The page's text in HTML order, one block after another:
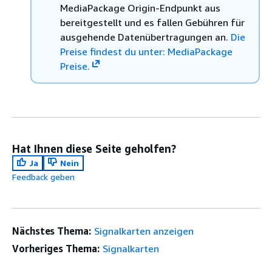
MediaPackage Origin-Endpunkt aus
bereitgestellt und es fallen Gebühren für
ausgehende Datenübertragungen an. Die
Preise findest du unter: MediaPackage
Preise.
Hat Ihnen diese Seite geholfen?
Ja
Nein
Feedback geben
Nächstes Thema: Signalkarten anzeigen
Vorheriges Thema: Signalkarten